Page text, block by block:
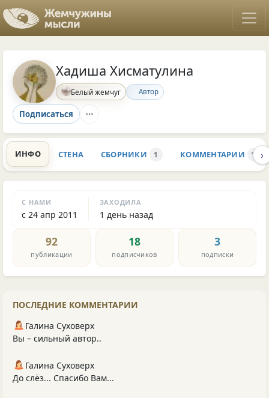
Хадиша Хисматулина
Белый жемчуг Автор
Подписаться
ИНФО СТЕНА СБОРНИКИ 1 КОММЕНТАРИИ 180
›
С НАМИ
с 24 апр 2011
ЗАХОДИЛА
1 день назад
92
публикации
18
подписчиков
3
подписки
ПОСЛЕДНИЕ КОММЕНТАРИИ
Галина Суховерх
Вы – сильный автор..
Галина Суховерх
До слёз... Спасибо Вам...